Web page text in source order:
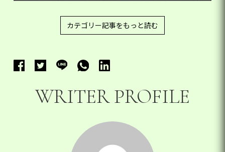
カテゴリー記事をもっと読む
WRITER PROFILE